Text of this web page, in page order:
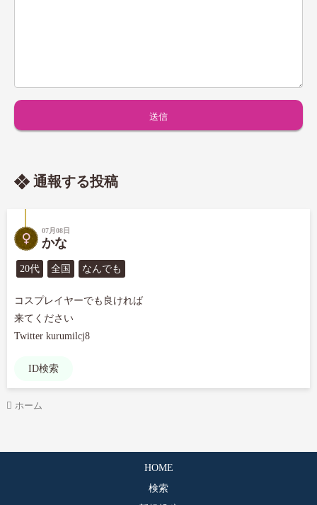
通報する投稿
07月08日
かな
20代 全国 なんでも
コスプレイヤーでも良ければ
来てください
Twitter kurumilcj8
ID検索
ホーム
HOME
検索